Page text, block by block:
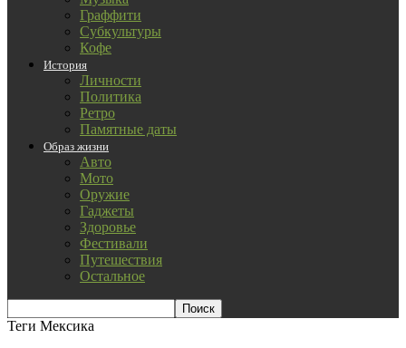
Граффити
Субкультуры
Кофе
История
Личности
Политика
Ретро
Памятные даты
Образ жизни
Авто
Мото
Оружие
Гаджеты
Здоровье
Фестивали
Путешествия
Остальное
Теги Мексика